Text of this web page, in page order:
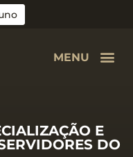
MENU
E
DO